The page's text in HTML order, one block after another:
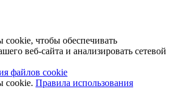
чтобы обеспечивать
веб-сайта и анализировать сетевой
файлов cookie
cookie. Правила использования